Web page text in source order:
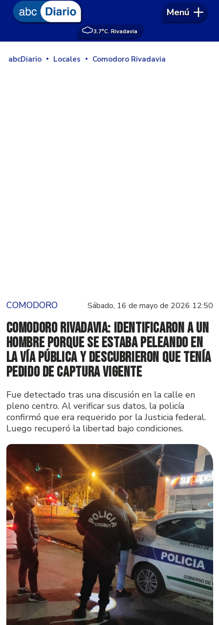
3.7°C. Rivadavia
Menú
abcDiario Locales Comodoro Rivadavia
COMODORO Sábado, 16 de mayo de 2026 12:50
Comodoro Rivadavia: identificaron a un
hombre porque se estaba peleando en
la vía pública y descubrieron que tenía
pedido de captura vigente
Fue detectado tras una discusión en la calle en
pleno centro. Al verificar sus datos, la policía
confirmó que era requerido por la Justicia federal.
Luego recuperó la libertad bajo condiciones.